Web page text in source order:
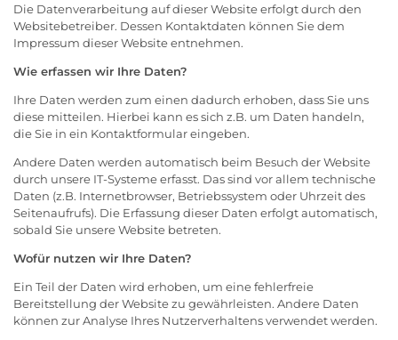
Die Datenverarbeitung auf dieser Website erfolgt durch den
Websitebetreiber. Dessen Kontaktdaten können Sie dem
Impressum dieser Website entnehmen.
Wie erfassen wir Ihre Daten?
Ihre Daten werden zum einen dadurch erhoben, dass Sie uns
diese mitteilen. Hierbei kann es sich z.B. um Daten handeln,
die Sie in ein Kontaktformular eingeben.
Andere Daten werden automatisch beim Besuch der Website
durch unsere IT-Systeme erfasst. Das sind vor allem technische
Daten (z.B. Internetbrowser, Betriebssystem oder Uhrzeit des
Seitenaufrufs). Die Erfassung dieser Daten erfolgt automatisch,
sobald Sie unsere Website betreten.
Wofür nutzen wir Ihre Daten?
Ein Teil der Daten wird erhoben, um eine fehlerfreie
Bereitstellung der Website zu gewährleisten. Andere Daten
können zur Analyse Ihres Nutzerverhaltens verwendet werden.